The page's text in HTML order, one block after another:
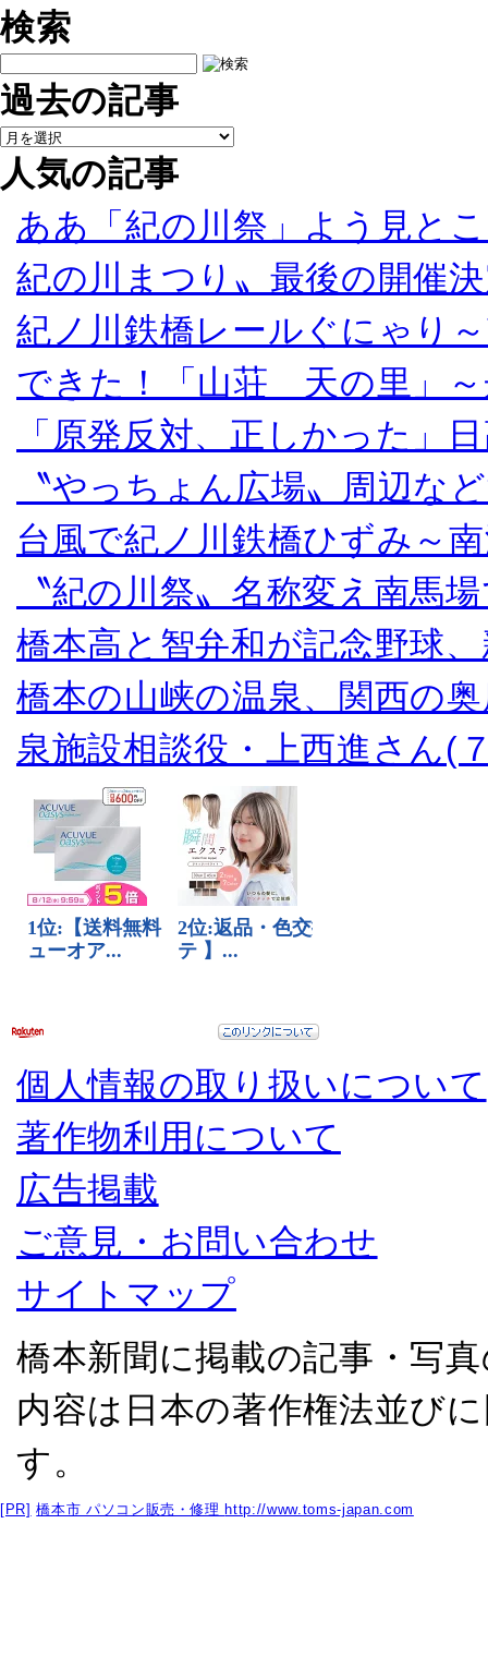
検索
過去の記事
人気の記事
ああ「紀の川祭」よう見と
紀の川まつり〟最後の開催
紀ノ川鉄橋レールぐにゃり
できた！「山荘 天の里」～
「原発反対、正しかった」
〝やっちょん広場〟周辺な
台風で紀ノ川鉄橋ひずみ～
〝紀の川祭〟名称変え南馬
橋本高と智弁和が記念野球
橋本の山峡の温泉、関西の
泉施設相談役・上西進さん(
個人情報の取り扱いについて
著作物利用について
広告掲載
ご意見・お問い合わせ
サイトマップ
橋本新聞に掲載の記事・写
内容は日本の著作権法並び
す。
[PR] 橋本市 パソコン販売・修理 http://www.toms-japan.com